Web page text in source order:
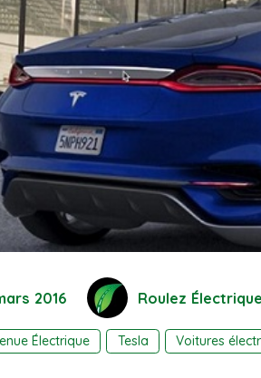
2016 Roulez Électrique
Électrique Tesla Voitures